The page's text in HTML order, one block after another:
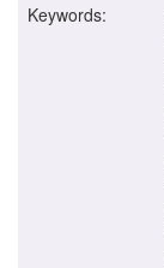
Keywords: